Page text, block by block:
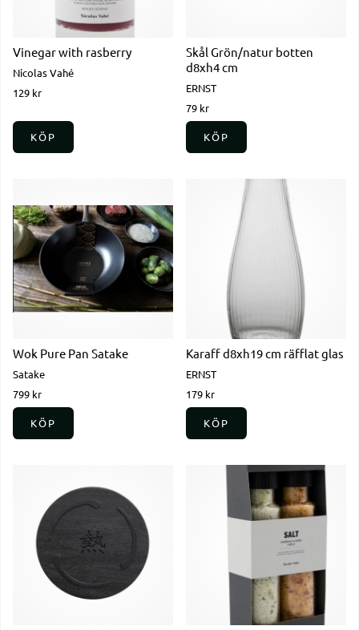
Vinegar with rasberry
Nicolas Vahé
129 kr
KÖP
Skål Grön/natur botten
d8xh4 cm
ERNST
79 kr
KÖP
Wok Pure Pan Satake
Satake
799 kr
KÖP
Karaff d8xh19 cm räfflat glas
ERNST
179 kr
KÖP